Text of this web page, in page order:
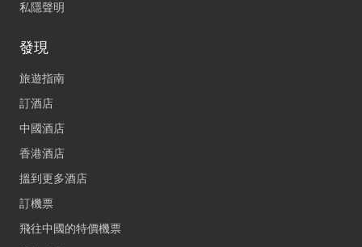
私隱聲明
發現
旅遊指南
訂酒店
中國酒店
香港酒店
搵到更多酒店
訂機票
飛往中國的特價機票